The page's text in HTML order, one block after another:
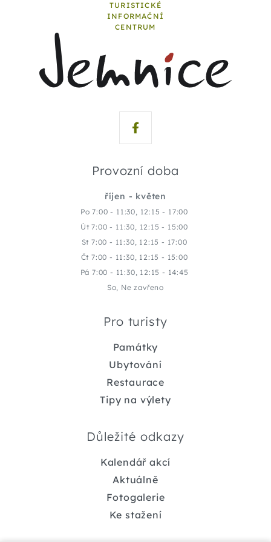
TURISTICKÉ
INFORMAČNÍ
CENTRUM
Provozní doba
říjen - květen
Po 7:00 - 11:30, 12:15 - 17:00
Út 7:00 - 11:30, 12:15 - 15:00
St 7:00 - 11:30, 12:15 - 17:00
Čt 7:00 - 11:30, 12:15 - 15:00
Pá 7:00 - 11:30, 12:15 - 14:45
So, Ne zavřeno
Pro turisty
Památky
Ubytování
Restaurace
Tipy na výlety
Důležité odkazy
Kalendář akcí
Aktuálně
Fotogalerie
Ke stažení